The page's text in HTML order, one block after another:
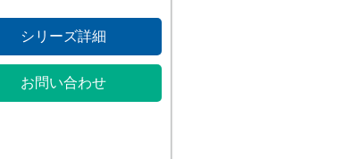
シリーズ詳細
お問い合わせ